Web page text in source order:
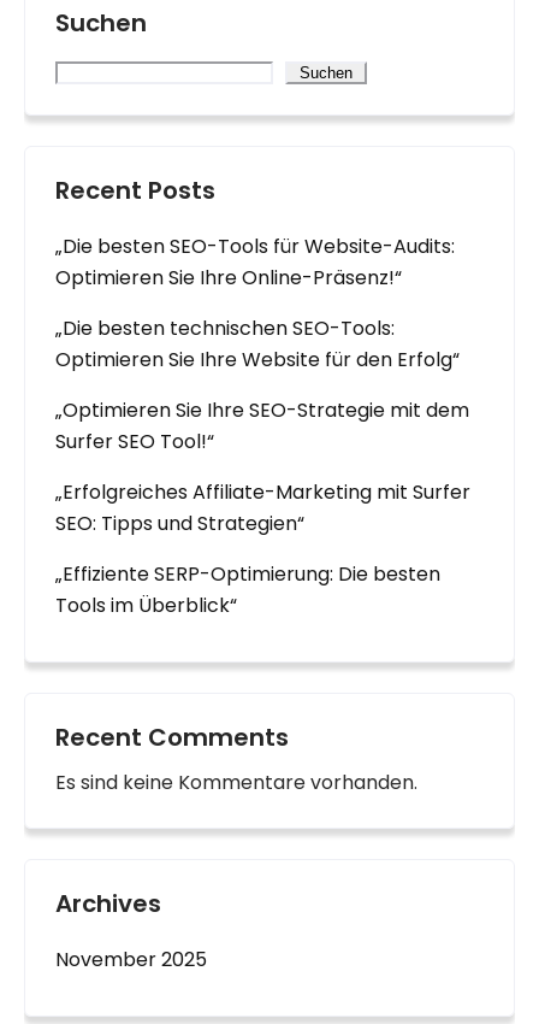
Suchen
Suchen
Recent Posts
„Die besten SEO-Tools für Website-Audits:
Optimieren Sie Ihre Online-Präsenz!“
„Die besten technischen SEO-Tools:
Optimieren Sie Ihre Website für den Erfolg“
„Optimieren Sie Ihre SEO-Strategie mit dem
Surfer SEO Tool!“
„Erfolgreiches Affiliate-Marketing mit Surfer
SEO: Tipps und Strategien“
„Effiziente SERP-Optimierung: Die besten
Tools im Überblick“
Recent Comments
Es sind keine Kommentare vorhanden.
Archives
November 2025